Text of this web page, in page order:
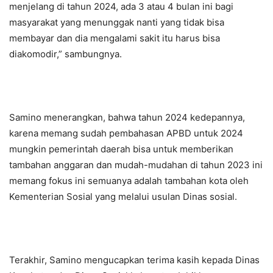
menjelang di tahun 2024, ada 3 atau 4 bulan ini bagi
masyarakat yang menunggak nanti yang tidak bisa
membayar dan dia mengalami sakit itu harus bisa
diakomodir,” sambungnya.
Samino menerangkan, bahwa tahun 2024 kedepannya,
karena memang sudah pembahasan APBD untuk 2024
mungkin pemerintah daerah bisa untuk memberikan
tambahan anggaran dan mudah-mudahan di tahun 2023 ini
memang fokus ini semuanya adalah tambahan kota oleh
Kementerian Sosial yang melalui usulan Dinas sosial.
Terakhir, Samino mengucapkan terima kasih kepada Dinas